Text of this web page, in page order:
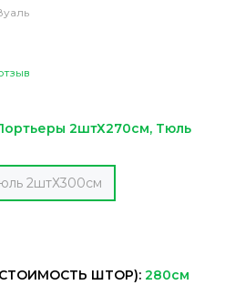
2штХ270см, Тюль
2штХ300см
ШТОР): 280см